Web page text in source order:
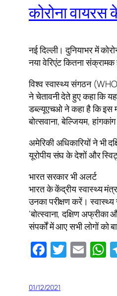
कोरोना वायरस
नई दिल्ली। दुनियाभर में
नया वेरिएंट कितना
विश्व स्वास्थ्य संगठन
ने चेतावनी देते हुए कहा कि
डब्ल्यूएचओ ने कहा है कि इस
बोत्सवाना, बेल्जियम,
अमेरिकी अधिकारियों ने भी
यूरोपीय संघ के देशों और
भारत सरकार भी अलर्ट
भारत के केंद्रीय स्वास्थ्य
उनका परीक्षण करें।
‘बोत्स्वाना, दक्षिण
संपर्कों में आए सभी लोगों को
Facebook
Twitter
01/12/2021